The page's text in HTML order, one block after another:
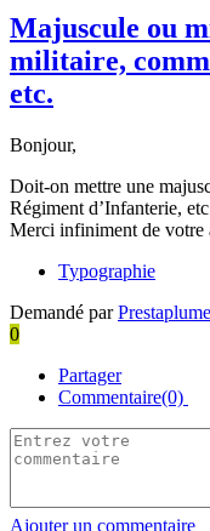
Majuscule ou
militaire,
etc.
Bonjour,
Doit-on mettre une
Régiment d’Infanterie,
Merci infiniment de votre
Typographie
Demandé parPrestaplume
0
Partager
Commentaire(0)
Ajouter un commentaire